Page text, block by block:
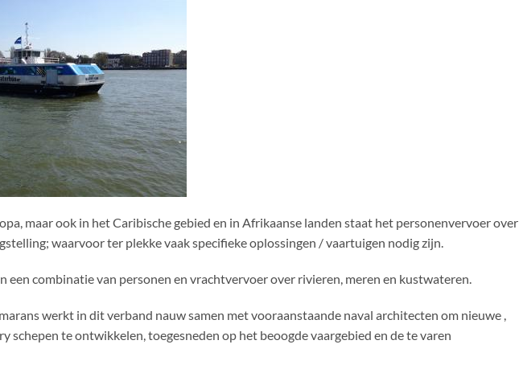
maar ook in het Caribische gebied en in Afrikaanse landen staat het personenvervoer over
waarvoor ter plekke vaak specifieke oplossingen / vaartuigen nodig zijn.
een combinatie van personen en vrachtvervoer over rivieren, meren en kustwateren.
werkt in dit verband nauw samen met vooraanstaande naval architecten om nieuwe ,
schepen te ontwikkelen, toegesneden op het beoogde vaargebied en de te varen